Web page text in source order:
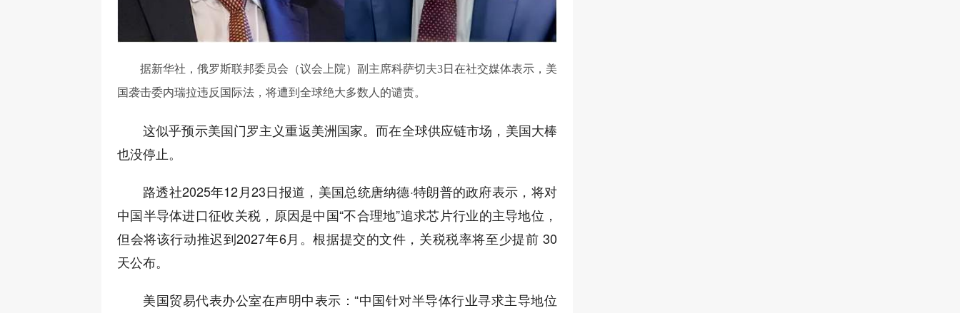
据新华社，俄罗斯联邦委员会（议会上院）副主席科萨切夫3日在社交媒体表示，美
国袭击委内瑞拉违反国际法，将遭到全球绝大多数人的谴责。
这似乎预示美国门罗主义重返美洲国家。而在全球供应链市场，美国大棒
也没停止。
路透社2025年12月23日报道，美国总统唐纳德·特朗普的政府表示，将对
中国半导体进口征收关税，原因是中国“不合理地”追求芯片行业的主导地位，
但会将该行动推迟到2027年6月。根据提交的文件，关税税率将至少提前 30
天公布。
美国贸易代表办公室在声明中表示：“中国针对半导体行业寻求主导地位